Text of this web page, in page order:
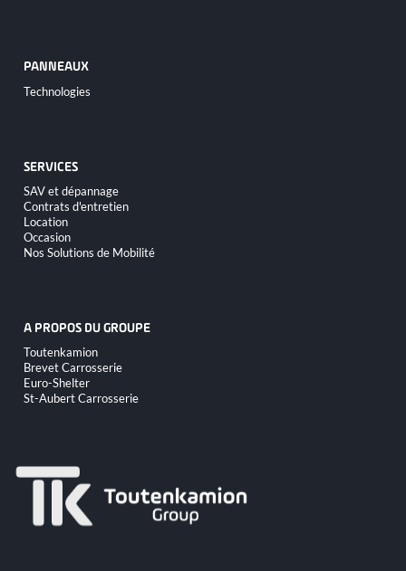
PANNEAUX
Aller
au
Technologies
SERVICES
Aller
au
contenu
SAV et dépannage
Contrats d'entretien
Location
Occasion
Nos Solutions de Mobilité
A PROPOS DU GROUPE
Aller
au
contenu
Toutenkamion
Brevet Carrosserie
Euro-Shelter
St-Aubert Carrosserie